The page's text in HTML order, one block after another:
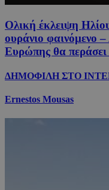
Ολική έκλειψη
ουράνιο φαινόμενο –
Ευρώπης θα
ΔΗΜΟΦΙΛΗ ΣΤΟ
Ernestos Mousas